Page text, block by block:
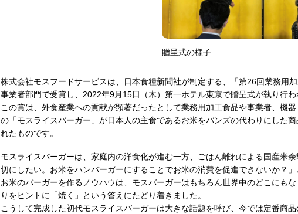
贈呈式の様子
株式会社モスフードサービスは、日本食糧新聞社が制定する、「第26回業務用
事業者部門で受賞し、2022年9月15日（木）第一ホテル東京で贈呈式が執り行わ
この賞は、外食産業への貢献が顕著だったとして業務用加工食品や事業者、機
の「モスライスバーガー」が日本人の主食であるお米をバンズの代わりにした
れたものです。
モスライスバーガーは、家庭内の洋食化が進む一方、ごはん離れによる国産米
切にしたい。お米をハンバーガーにすることでお米の消費を促進できないか？
お米のバーガーを作るノウハウは、モスバーガーはもちろん世界中のどこにも
りをヒントに「焼く」という答えにたどり着きました。
こうして完成した初代モスライスバーガーは大きな話題を呼び、今では定番商